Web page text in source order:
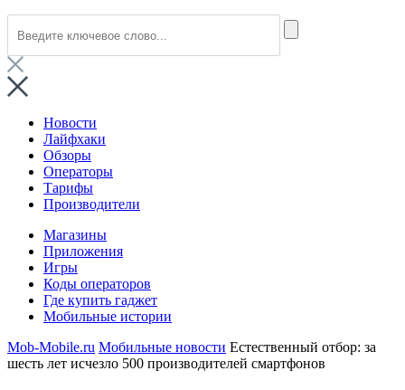
Новости
Лайфхаки
Обзоры
Операторы
Тарифы
Производители
Магазины
Приложения
Игры
Коды операторов
Где купить гаджет
Мобильные истории
Mob-Mobile.ru Мобильные новости Естественный отбор: за
шесть лет исчезло 500 производителей смартфонов